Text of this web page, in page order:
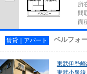
所
間
面
賃貸｜アパート ベルフォ
東武伊勢崎
東武小泉線